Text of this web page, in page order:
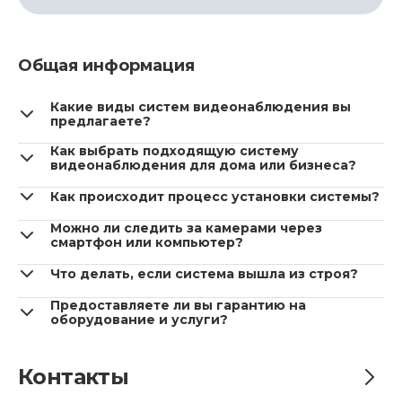
Общая информация
Какие виды систем видеонаблюдения вы
предлагаете?
Как выбрать подходящую систему
видеонаблюдения для дома или бизнеса?
Как происходит процесс установки системы?
Можно ли следить за камерами через
смартфон или компьютер?
Что делать, если система вышла из строя?
Предоставляете ли вы гарантию на
оборудование и услуги?
Контакты